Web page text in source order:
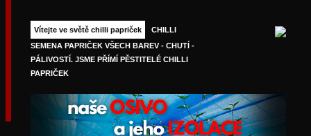
Vítejte ve světě chilli papriček
CHILLI
SEMENA PAPRIČEK VŠECH BAREV - CHUTÍ -
PÁLIVOSTÍ. JSME PŘÍMÍ PĚSTITELÉ CHILLI
PAPRIČEK